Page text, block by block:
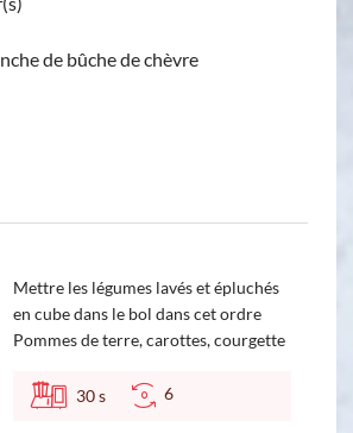
de bûche de chèvre
Mettre les légumes lavés et épluchés
en cube dans le bol dans cet ordre
Pommes de terre, carottes, courgette
30s 6